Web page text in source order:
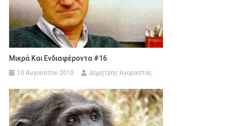
Μικρά Και Ενδιαφέροντα #16
10 Αυγούστου 2010 Δημήτρης Αγοραστός